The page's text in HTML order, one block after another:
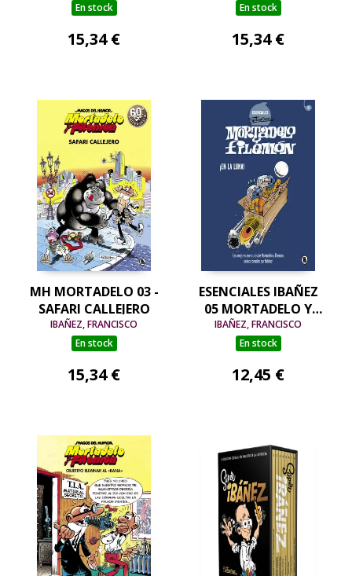
En stock
15,34 €
En stock
15,34 €
MH MORTADELO 03 -
SAFARI CALLEJERO
IBAÑEZ, FRANCISCO
En stock
15,34 €
ESENCIALES IBAÑEZ
05 MORTADELO Y
FILEMON - ¡EN LA
LUNA!
IBAÑEZ, FRANCISCO
En stock
12,45 €